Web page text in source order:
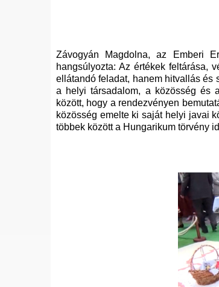
Závogyán Magdolna, az Emberi
hangsúlyozta: Az értékek feltárása,
ellátandó feladat, hanem hitvallás és
a helyi társadalom, a közösség és
között, hogy a rendezvényen
közösség emelte ki saját helyi javai
többek között a Hungarikum törvény